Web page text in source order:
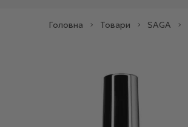
Головна > Товари > SAGA >